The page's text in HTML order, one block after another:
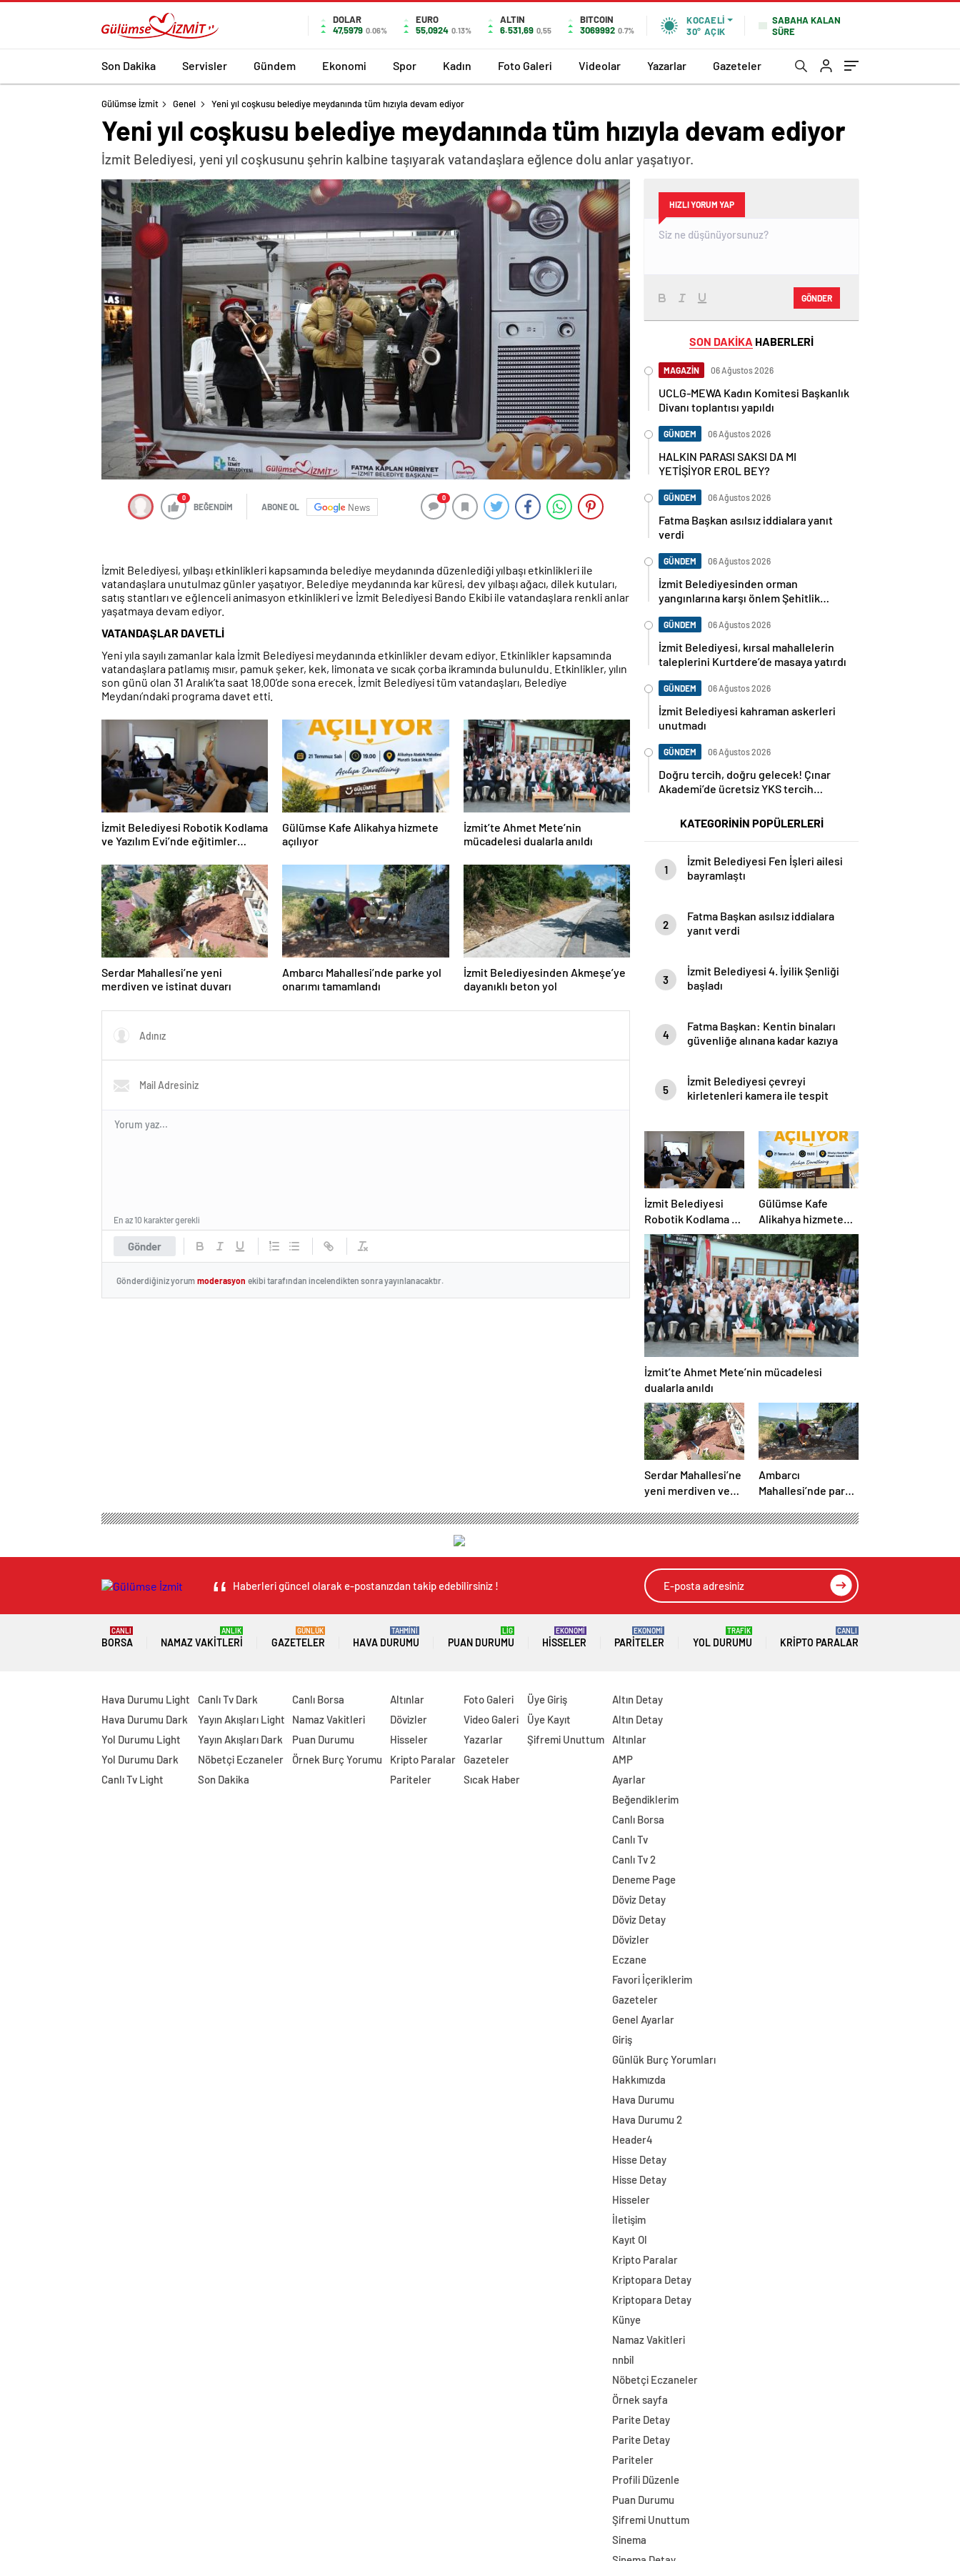
DOLAR
47,5979 0.06%
EURO
55,0924 0.13%
ALTIN
6.531,69 0,55
BITCOIN
3069992 0.7%
KOCAELI
30° AÇIK
SABAHA KALAN
SÜRE
Son Dakika Servisler Gündem Ekonomi Spor Kadın Foto Galeri Videolar Yazarlar Gazeteler
Gülümse İzmit Genel Yeni yıl coşkusu belediye meydanında tüm hızıyla devam ediyor
Yeni yıl coşkusu belediye meydanında tüm hızıyla devam ediyor
İzmit Belediyesi, yeni yıl coşkusunu şehrin kalbine taşıyarak vatandaşlara eğlence dolu anlar yaşatıyor.
0
BEĞENDİM ABONE OL News
0
İzmit Belediyesi, yılbaşı etkinlikleri kapsamında belediye meydanında düzenlediği yılbaşı etkinlikleri ile
vatandaşlara unutulmaz günler yaşatıyor. Belediye meydanında kar küresi, dev yılbaşı ağacı, dilek kutuları,
satış stantları ve eğlenceli animasyon etkinlikleri ve İzmit Belediyesi Bando Ekibi ile vatandaşlara renkli anlar
yaşatmaya devam ediyor.
VATANDAŞLAR DAVETLİ
Yeni yıla sayılı zamanlar kala İzmit Belediyesi meydanında etkinlikler devam ediyor. Etkinlikler kapsamında
vatandaşlara patlamış mısır, pamuk şeker, kek, limonata ve sıcak çorba ikramında bulunuldu. Etkinlikler, yılın
son günü olan 31 Aralık’ta saat 18.00’de sona erecek. İzmit Belediyesi tüm vatandaşları, Belediye
Meydanı’ndaki programa davet etti.
İzmit Belediyesi Robotik Kodlama
ve Yazılım Evi’nde eğitimler
Gülümse Kafe Alikahya hizmete
açılıyor
İzmit’te Ahmet Mete’nin
mücadelesi dualarla anıldı
Serdar Mahallesi’ne yeni
merdiven ve istinat duvarı
Ambarcı Mahallesi’nde parke yol
onarımı tamamlandı
İzmit Belediyesinden Akmeşe’ye
dayanıklı beton yol
Gönder
En az 10 karakter gerekli
Gönderdiğiniz yorum moderasyon ekibi tarafından incelendikten sonra yayınlanacaktır.
HIZLI YORUM YAP
GÖNDER
SON DAKİKA HABERLERİ
MAGAZİN 06 Ağustos 2026
UCLG-MEWA Kadın Komitesi Başkanlık
Divanı toplantısı yapıldı
GÜNDEM 06 Ağustos 2026
HALKIN PARASI SAKSI DA MI
YETİŞİYOR EROL BEY?
GÜNDEM 06 Ağustos 2026
Fatma Başkan asılsız iddialara yanıt
verdi
GÜNDEM 06 Ağustos 2026
İzmit Belediyesinden orman
yangınlarına karşı önlem Şehitlik
GÜNDEM 06 Ağustos 2026
İzmit Belediyesi, kırsal mahallelerin
taleplerini Kurtdere’de masaya yatırdı
GÜNDEM 06 Ağustos 2026
İzmit Belediyesi kahraman askerleri
unutmadı
GÜNDEM 06 Ağustos 2026
Doğru tercih, doğru gelecek! Çınar
Akademi’de ücretsiz YKS tercih
KATEGORİNİN POPÜLERLERİ
1
İzmit Belediyesi Fen İşleri ailesi
bayramlaştı
2
Fatma Başkan asılsız iddialara
yanıt verdi
3
İzmit Belediyesi 4. İyilik Şenliği
başladı
4
Fatma Başkan: Kentin binaları
güvenliğe alınana kadar kazıya
5
İzmit Belediyesi çevreyi
kirletenleri kamera ile tespit
İzmit Belediyesi
Robotik Kodlama ve
Yazılım Evi’nde
eğitimler başladı
Gülümse Kafe
Alikahya hizmete
açılıyor
İzmit’te Ahmet Mete’nin mücadelesi
dualarla anıldı
Serdar Mahallesi’ne
yeni merdiven ve
Ambarcı
Mahallesi’nde parke
tamamlandı
Haberleri güncel olarak e-postanızdan takip edebilirsiniz !
BORSA
CANLI
NAMAZ VAKITLERI
ANLIK
GAZETELER
GÜNLÜK
HAVA DURUMU
TAHMİNİ
PUAN DURUMU
LİG
HISSELER
EKONOMİ
PARITELER
EKONOMİ
YOL DURUMU
TRAFİK
KRIPTO PARALAR
CANLI
Hava Durumu Light
Hava Durumu Dark
Yol Durumu Light
Yol Durumu Dark
Canlı Tv Light
Canlı Tv Dark
Yayın Akışları Light
Yayın Akışları Dark
Nöbetçi Eczaneler
Son Dakika
Canlı Borsa
Namaz Vakitleri
Puan Durumu
Örnek Burç Yorumu
Altınlar
Dövizler
Hisseler
Kripto Paralar
Pariteler
Foto Galeri
Video Galeri
Yazarlar
Gazeteler
Sıcak Haber
Üye Giriş
Üye Kayıt
Şifremi Unuttum
Altın Detay
Altın Detay
Altınlar
AMP
Ayarlar
Beğendiklerim
Canlı Borsa
Canlı Tv
Canlı Tv 2
Deneme Page
Döviz Detay
Döviz Detay
Dövizler
Eczane
Favori İçeriklerim
Gazeteler
Genel Ayarlar
Giriş
Günlük Burç Yorumları
Hakkımızda
Hava Durumu
Hava Durumu 2
Header4
Hisse Detay
Hisse Detay
Hisseler
İletişim
Kayıt Ol
Kripto Paralar
Kriptopara Detay
Kriptopara Detay
Künye
Namaz Vakitleri
nnbil
Nöbetçi Eczaneler
Örnek sayfa
Parite Detay
Parite Detay
Pariteler
Profili Düzenle
Puan Durumu
Şifremi Unuttum
Sinema